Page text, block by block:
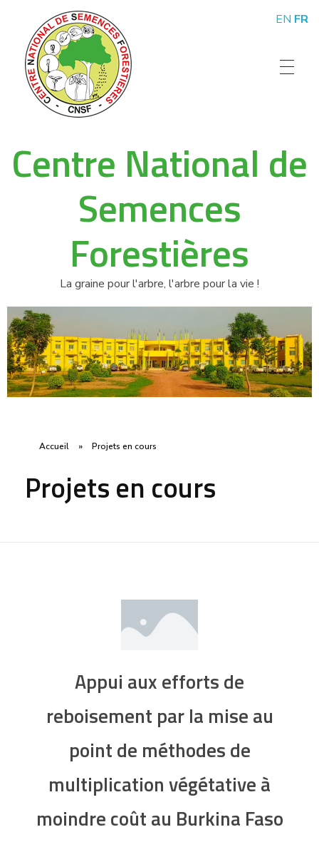
Centre National de
Semences
Forestières
La graine pour l'arbre, l'arbre pour la vie !
Accueil » Projets en cours
Projets en cours
Appui aux efforts de
reboisement par la mise au
point de méthodes de
multiplication végétative à
moindre coût au Burkina Faso
EN FR